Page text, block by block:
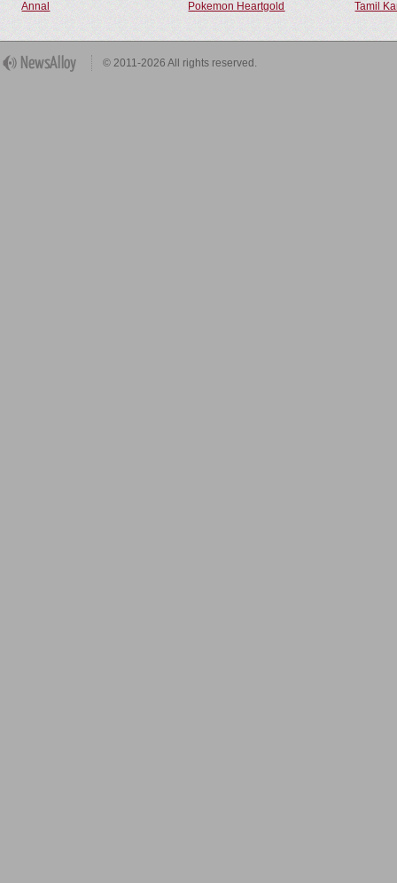
Annal Pokemon Heartgold Tamil
© 2011-2026 All rights reserved.